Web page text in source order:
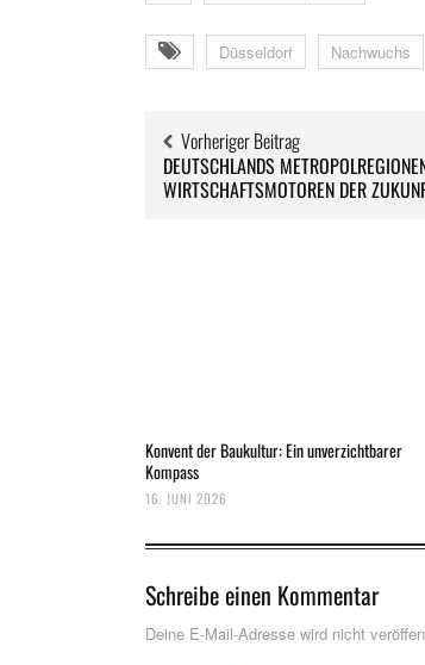
Düsseldorf Nachwuchs
Vorheriger Beitrag
DEUTSCHLANDS
WIRTSCHAFTSMOTOREN DER
Konvent der Baukultur: Ein unverzichtbarer
Kompass
16. JUNI 2026
Schreibe einen Kommentar
Deine E-Mail-Adresse wird nicht